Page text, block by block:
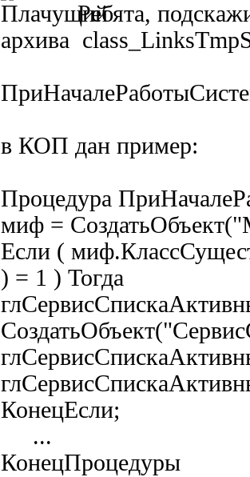
Ребята,
архива
в КОП дан пример:
Процедура
миф =
Если (
) = 1 ) Тогда
КонецЕсли;
...
КонецПроцедуры